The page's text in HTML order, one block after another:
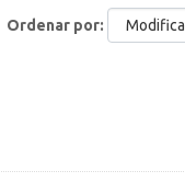
Ordenar por